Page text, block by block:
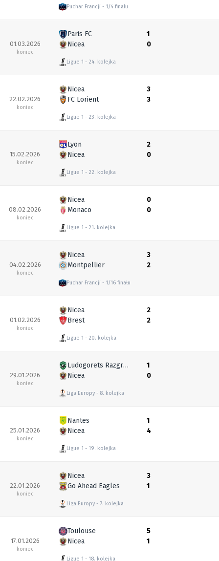
Puchar Francji 1/4 finału
01.03.2026
koniec
Paris FC
Nicea
Ligue 1 24. kolejka
1
0
22.02.2026
koniec
Nicea
FC Lorient
Ligue 1 23. kolejka
3
3
15.02.2026
koniec
Lyon
Nicea
Ligue 1 22. kolejka
2
0
08.02.2026
koniec
Nicea
Monaco
Ligue 1 21. kolejka
0
0
04.02.2026
koniec
Nicea
Montpellier
Puchar Francji 1/16 finału
3
2
01.02.2026
koniec
Nicea
Brest
Ligue 1 20. kolejka
2
2
29.01.2026
koniec
Ludogorets Razgrad
Nicea
Liga Europy 8. kolejka
1
0
25.01.2026
koniec
Nantes
Nicea
Ligue 1 19. kolejka
1
4
22.01.2026
koniec
Nicea
Go Ahead Eagles
Liga Europy 7. kolejka
3
1
17.01.2026
koniec
Toulouse
Nicea
Ligue 1 18. kolejka
5
1